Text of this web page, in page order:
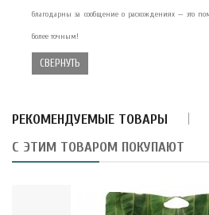
благодарны за сообщение о расхождениях — это
более точным!
СВЕРНУТЬ
РЕКОМЕНДУЕМЫЕ ТОВАРЫ
С ЭТИМ ТОВАРОМ ПОКУПАЮТ